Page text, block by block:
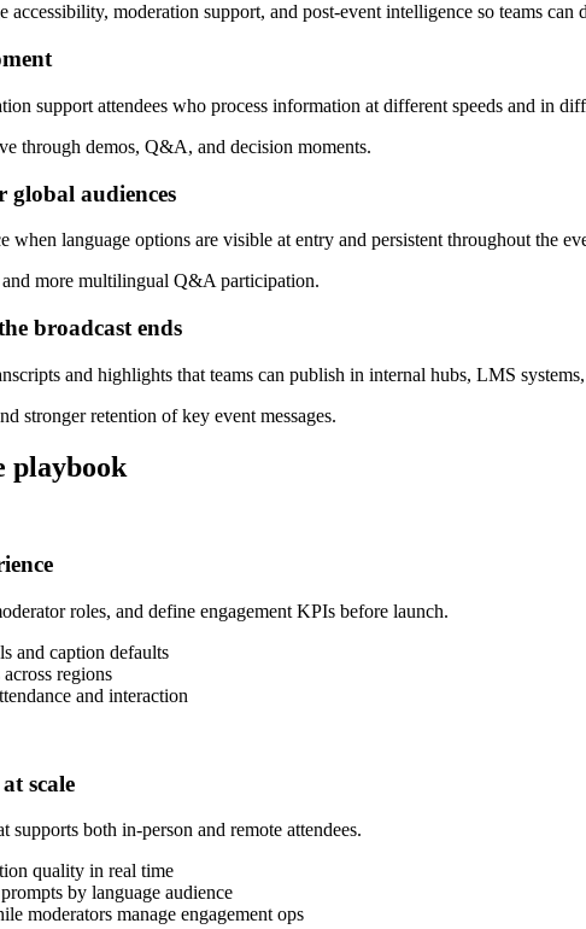
accessibility, moderation support, and post-event intelligence so teams
support attendees who process information at different speeds and in
through demos, Q&A, and decision moments.
global audiences
when language options are visible at entry and persistent throughout the
more multilingual Q&A participation.
broadcast ends
and highlights that teams can publish in internal hubs, LMS
stronger retention of key event messages.
playbook
roles, and define engagement KPIs before launch.
and caption defaults
regions
and interaction
scale
both in-person and remote attendees.
quality in real time
by language audience
moderators manage engagement ops